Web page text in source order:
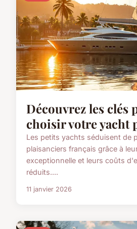
Découvrez les clés
choisir votre yacht
Les petits yachts séduisent de
plaisanciers français grâce à
exceptionnelle et leurs coûts
réduits....
11 janvier 2026